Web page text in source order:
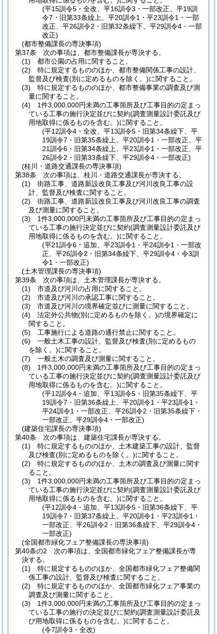
(平15訓令5・全改、平16訓令3・一部改正、平19訓
令7・旧第33条繰上、平20訓令1・平23訓令1・一部
改正、平26訓令2・旧第32条繰下、平29訓令4・一部
改正)
(都市整備課長の専決事項)
第37条
次の事項は、都市整備課長が専決する。
(1)
都市公園の占用に関すること。
(2)
特に規定するもののほか、都市整備関係工事の設計、
監督及び検査(別に定めるものを除く。)に関すること。
(3)
特に規定するもののほか、都市整備事業の調査及び測
量に関すること。
(4)
1件3,000,000円未満の工事箇所及び工事目的の定まっ
ている工事の施行決定並びに契約(調査測量設計委託及び
用地取得に係るものを含む。)に関すること。
(平12訓令4・全改、平13訓令5・旧第34条繰下、平
19訓令7・旧第35条繰上、平20訓令1・一部改正、平
21訓令6・旧第34条繰上、平23訓令1・一部改正、平
26訓令2・旧第33条繰下、平29訓令4・一部改正)
(桂川・道路交通課長の専決事項)
第38条
次の事項は、桂川・道路交通課長が専決する。
(1)
街路工事、道路新設改良工事及び河川改良工事の設
計、監督及び検査に関すること。
(2)
街路工事、道路新設改良工事及び河川改良工事の調査
及び測量に関すること。
(3)
1件3,000,000円未満の工事箇所及び工事目的の定まっ
ている工事の施行決定並びに契約(調査測量設計委託及び
用地取得に係るものを含む。)に関すること。
(平21訓令6・追加、平23訓令1・平24訓令1・一部改
正、平26訓令2・旧第34条繰下、平29訓令4・令3訓
令1・一部改正)
(土木管理課長の専決事項)
第39条
次の事項は、土木管理課長が専決する。
(1)
市道及び河川の占用に関すること。
(2)
市道及び河川の承認工事に関すること。
(3)
市道及び河川の境界確定並びに測量に関すること。
(4)
法定外公共物(別に定めるものを除く。)の境界確定に
関すること。
(5)
工事施行による道路の通行禁止に関すること。
(6)
一般土木工事の設計、監督及び検査(別に定めるもの
を除く。)に関すること。
(7)
一般土木の調査及び測量に関すること。
(8)
1件3,000,000円未満の工事箇所及び工事目的の定まっ
ている工事の施行決定並びに契約(調査測量設計委託及び
用地取得に係るものを含む。)に関すること。
(平12訓令4・追加、平13訓令5・旧第35条繰下、平
19訓令7・旧第36条繰上、平20訓令1・平23訓令1・
平24訓令1・一部改正、平26訓令2・旧第35条繰下・
一部改正、平29訓令4・一部改正)
(建築住宅課長の専決事項)
第40条
次の事項は、建築住宅課長が専決する。
(1)
特に規定するもののほか、土木建築工事の設計、監督
及び検査(別に定めるものを除く。)に関すること。
(2)
特に規定するもののほか、土木の調査及び測量に関す
ること。
(3)
1件3,000,000円未満の工事箇所及び工事目的の定まっ
ている工事の施行決定並びに契約(調査測量設計委託及び
用地取得に係るものを含む。)に関すること。
(平12訓令4・追加、平13訓令5・旧第36条繰下、平
19訓令7・旧第37条繰上、平20訓令1・平23訓令1・
一部改正、平26訓令2・旧第36条繰下、平29訓令4・
一部改正)
(全国都市緑化フェア整備課長の専決事項)
第40条の2
次の事項は、全国都市緑化フェア整備課長が専
決する。
(1)
特に規定するもののほか、全国都市緑化フェア整備関
係工事の設計、監督及び検査に関すること。
(2)
特に規定するもののほか、全国都市緑化フェア事業の
調査及び測量に関すること。
(3)
1件3,000,000円未満の工事箇所及び工事目的の定まっ
ている工事の施行の決定並びに契約(調査測量設計委託及
び用地取得に係るものを含む。)に関すること。
(令7訓令3・全改)